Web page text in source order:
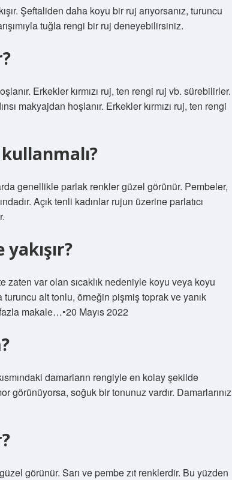
Şeftaliden daha koyu bir ruj arıyorsanız, turuncu
tuğla rengi bir ruj deneyebilirsiniz.
Erkekler kırmızı ruj, ten rengi ruj vb. sürebilirler.
makyajdan hoşlanır. Erkekler kırmızı ruj, ten rengi
genellikle parlak renkler güzel görünür. Pembeler,
Açık tenli kadınlar rujun üzerine parlatıcı
zaten var olan sıcaklık nedeniyle koyu veya koyu
turuncu alt tonlu, örneğin pişmiş toprak ve yanık
makale…•20 Mayıs 2022
damarların rengiyle en kolay şekilde
görünüyorsa, soğuk bir tonunuz vardır. Damarlarınız
görünür. Sarı ve pembe zıt renklerdir. Bu yüzden